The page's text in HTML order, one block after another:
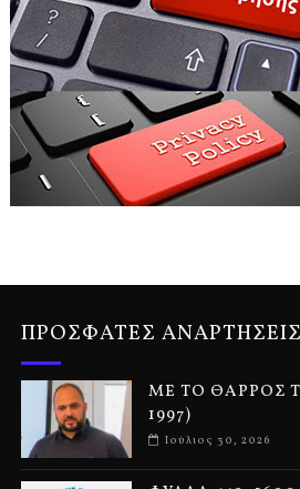
ΠΡΟΣΦΑΤΕΣ ΑΝΑΡΤΗΣΕΙΣ
ΜΕ ΤΟ ΘΑΡΡΟΣ
1997)
Ιούλιος 30, 2026